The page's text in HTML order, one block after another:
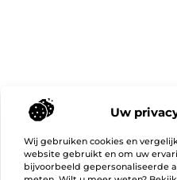
Uw
Wij gebruiken cookies en
website gebruikt en om uw
bijvoorbeeld gepersonaliseerde